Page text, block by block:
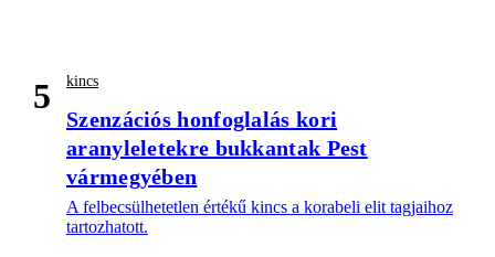
5 kincs
Szenzációs honfoglalás kori
aranyleletekre bukkantak Pest
vármegyében
A felbecsülhetetlen értékű kincs a korabeli elit tagjaihoz
tartozhatott.